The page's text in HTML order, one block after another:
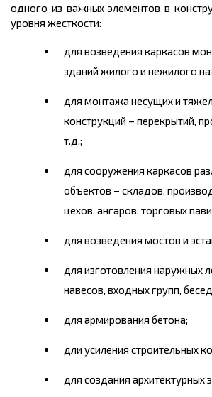
одного из важных элементов в
уровня жесткости:
для возведения каркасов
зданий жилого и нежилого
для монтажа несущих и
конструкций – перекрытий,
т.д.;
для сооружения каркасов
объектов – складов,
цехов, ангаров, торговых
для возведения мостов и
для изготовления наружных
навесов, входных групп,
для армирования бетона;
дли усиления строительных
для создания архитектурных